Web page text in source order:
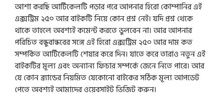
আশা করছি আর্টিকেলটি পড়ার পরে আপনার হিরো কোম্পানির এই
এক্সট্রিম ২৫০ আর বাইকটি নিয়ে কোন প্রশ্ন নেই। যদি প্রশ্ন থেকে
থাকে তাহলে অবশ্যই কমেন্ট করতে ভুলবেন না। আর আপনার
পরিচিত বন্ধুবান্ধবের সঙ্গে এই হিরো এক্সট্রিম ২৫০ আর দাম কত
সম্পর্কিত আর্টিকেলটি শেয়ার করে দিন। যাতে করে তারাও নতুন এই
বাইকটির মূল্য এবং অন্যান্য ফিচার সম্পর্কে জেনে নিতে পারে। আর
যে কোন ব্র্যান্ডের নিয়মিত যেকোনো বাইকের সঠিক মূল্য আপডেট
পেতে অবশ্যই আমাদের ওয়েবসাইট ভিজিট করুন।